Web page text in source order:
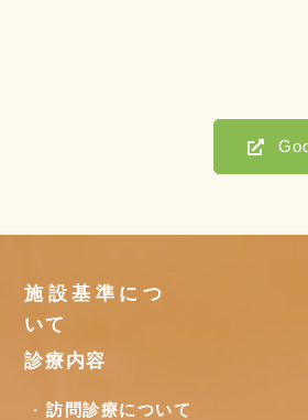
施設基準につ
いて
診療内容
訪問診療について